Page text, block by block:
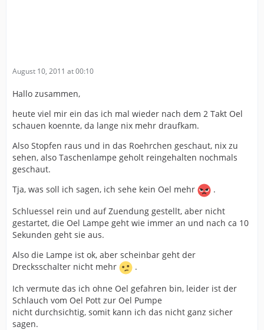
August 10, 2011 at 00:10
Hallo zusammen,
heute viel mir ein das ich mal wieder nach dem 2 Takt Oel
schauen koennte, da lange nix mehr draufkam.
Also Stopfen raus und in das Roehrchen geschaut, nix zu
sehen, also Taschenlampe geholt reingehalten nochmals
geschaut.
Tja, was soll ich sagen, ich sehe kein Oel mehr
.
Schluessel rein und auf Zuendung gestellt, aber nicht
gestartet, die Oel Lampe geht wie immer an und nach ca 10
Sekunden geht sie aus.
Also die Lampe ist ok, aber scheinbar geht der
Drecksschalter nicht mehr
.
Ich vermute das ich ohne Oel gefahren bin, leider ist der
Schlauch vom Oel Pott zur Oel Pumpe
nicht durchsichtig, somit kann ich das nicht ganz sicher
sagen.